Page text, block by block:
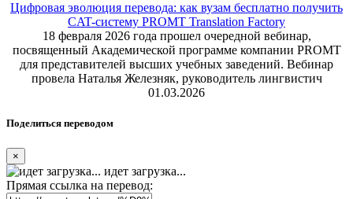
Цифровая эволюция перевода: как вузам бесплатно получить
CAT-систему PROMT Translation Factory
18 февраля 2026 года прошел очередной вебинар,
посвященный Академической программе компании PROMT
для представителей высших учебных заведений. Вебинар
провела Наталья Железняк, руководитель лингвистич
01.03.2026
Поделиться переводом
×
идет загрузка...
Прямая ссылка на перевод: